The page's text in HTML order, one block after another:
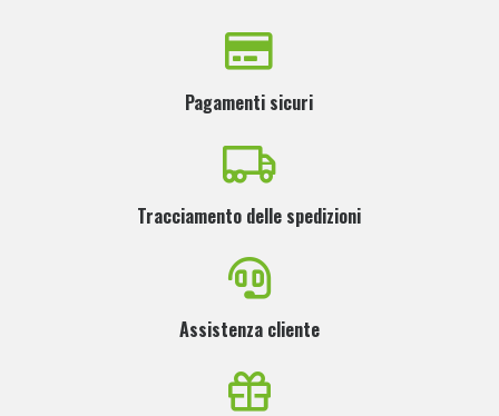
Pagamenti sicuri
Tracciamento delle spedizioni
Assistenza cliente